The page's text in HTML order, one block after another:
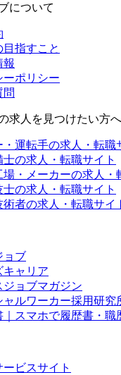
について
指すこと
報
ーポリシー
問
求人を見つけたい方へ
・運転手の求人・転職
士の求人・転職サイト
・メーカーの求人・
の求人・転職サイト
術者の求人・転職サイ
ョブ
キャリア
ジョブマガジン
ャルワーカー採用研究
｜スマホで履歴書・職
ビスサイト